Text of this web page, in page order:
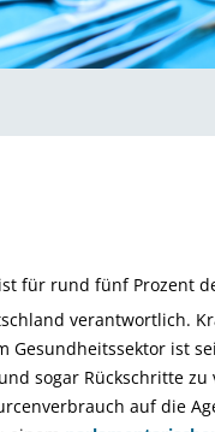
für rund fünf Prozent
verantwortlich.
Gesundheitssektor ist
sogar Rückschritte
auf die